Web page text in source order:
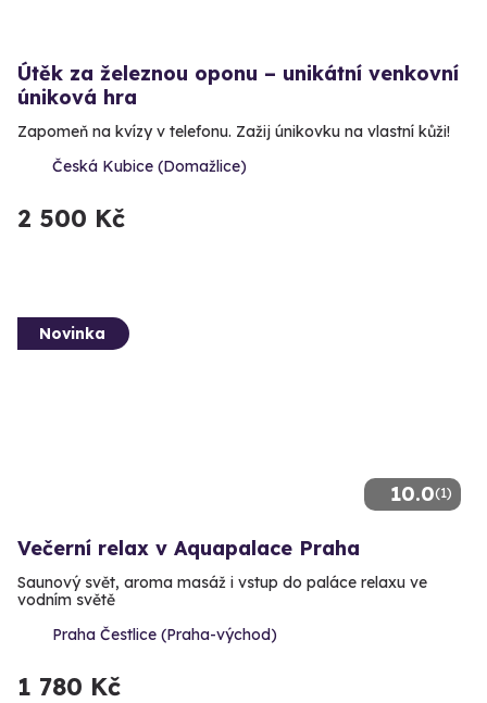
Útěk za železnou oponu – unikátní venkovní
úniková hra
Zapomeň na kvízy v telefonu. Zažij únikovku na vlastní kůži!
Česká Kubice (Domažlice)
2 500 Kč
10.0(1)
Novinka
Večerní relax v Aquapalace Praha
Saunový svět, aroma masáž i vstup do paláce relaxu ve
vodním světě
Praha Čestlice (Praha-východ)
1 780 Kč